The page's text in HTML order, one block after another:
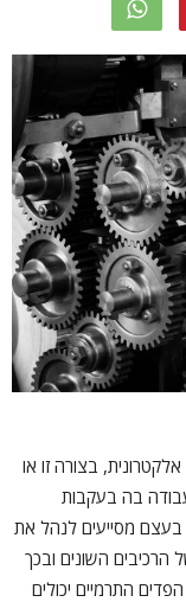
בצורה זו או
בה בעקבות
בעצם מסייעים לנהל את
השונים ובכך
התרמיים יכולים